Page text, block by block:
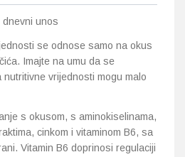
dnevni unos
se odnose samo na okus
Imajte na umu da se
vrijednosti mogu malo
s okusom, s aminokiselinama,
cinkom i vitaminom B6, sa
Vitamin B6 doprinosi regulaciji